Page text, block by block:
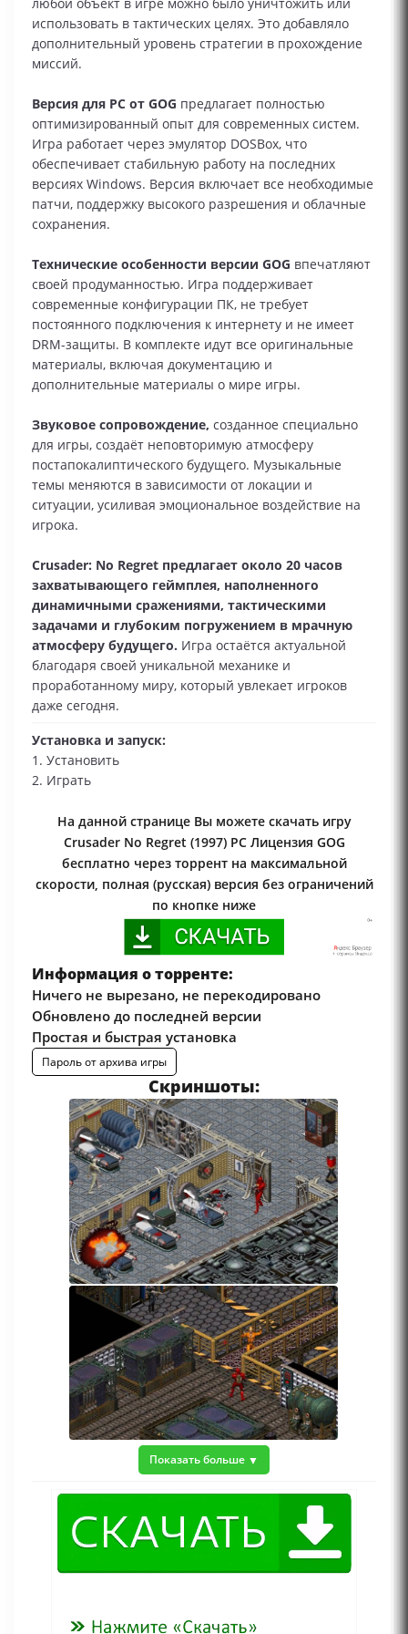
использовать в тактических целях. Это добавляло
дополнительный уровень стратегии в прохождение
миссий.
Версия для PC от GOG предлагает полностью
оптимизированный опыт для современных систем.
Игра работает через эмулятор DOSBox, что
обеспечивает стабильную работу на последних
версиях Windows. Версия включает все необходимые
патчи, поддержку высокого разрешения и облачные
сохранения.
Технические особенности версии GOG впечатляют
своей продуманностью. Игра поддерживает
современные конфигурации ПК, не требует
постоянного подключения к интернету и не имеет
DRM-защиты. В комплекте идут все оригинальные
материалы, включая документацию и
дополнительные материалы о мире игры.
Звуковое сопровождение, созданное специально
для игры, создаёт неповторимую атмосферу
постапокалиптического будущего. Музыкальные
темы меняются в зависимости от локации и
ситуации, усиливая эмоциональное воздействие на
игрока.
Crusader: No Regret предлагает около 20 часов
захватывающего геймплея, наполненного
динамичными сражениями, тактическими
задачами и глубоким погружением в мрачную
атмосферу будущего. Игра остаётся актуальной
благодаря своей уникальной механике и
проработанному миру, который увлекает игроков
даже сегодня.
Установка и запуск:
1. Установить
2. Играть
На данной странице Вы можете скачать игру
Crusader No Regret (1997) PC Лицензия GOG
бесплатно через торрент на максимальной
скорости, полная (русская) версия без ограничений
по кнопке ниже
Информация о торренте:
Ничего не вырезано, не перекодировано
Обновлено до последней версии
Простая и быстрая установка
Пароль от архива игры
Скриншоты:
Показать больше